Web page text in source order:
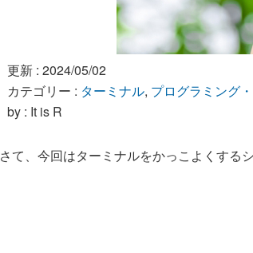
更新 : 2024/05/02
カテゴリー : ターミナル, プログラミング
by : It is R
さて、今回はターミナルをかっこよくする